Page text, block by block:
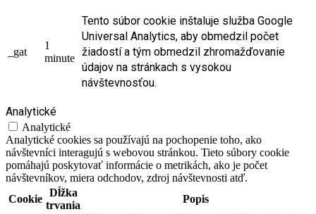
_gat
1
minute
Tento súbor cookie inštaluje služba Google
Universal Analytics, aby obmedzil počet
žiadostí a tým obmedzil zhromažďovanie
údajov na stránkach s vysokou
návštevnosťou.
Analytické
Analytické
Analytické cookies sa používajú na pochopenie toho, ako
návštevníci interagujú s webovou stránkou. Tieto súbory cookie
pomáhajú poskytovať informácie o metrikách, ako je počet
návštevníkov, miera odchodov, zdroj návštevnosti atď.
Cookie
Dĺžka
trvania
Popis